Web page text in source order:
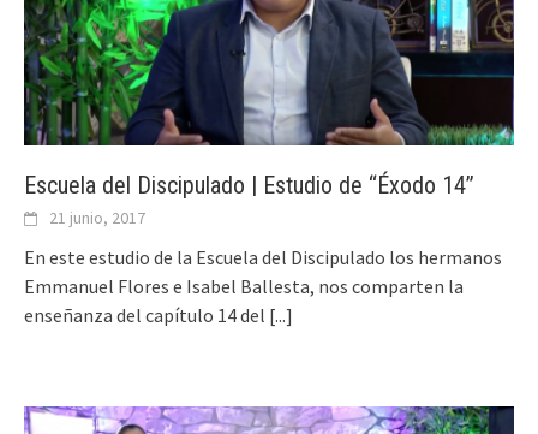
Escuela del Discipulado | Estudio de “Éxodo 14”
21 junio, 2017
En este estudio de la Escuela del Discipulado los hermanos
Emmanuel Flores e Isabel Ballesta, nos comparten la
enseñanza del capítulo 14 del [...]